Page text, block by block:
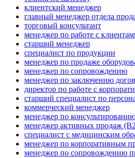
клиентский менеджер
главный менеджер отдела
торговый консультант
менеджер по работе с
старший менеджер
специалист по продукции
менеджер по продаже
менеджер по сопровождению
менеджер по заключению
директор по работе с
старший специалист по
коммерческий менеджер
менеджер по
менеджер активных продаж
специалист с медицинским
менеджер по корпоративным
менеджер по сопровождению